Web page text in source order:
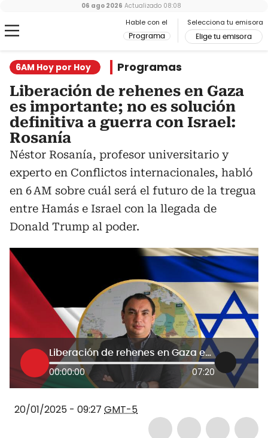
Hable con el
Programa
Selecciona tu emisora
Elige tu emisora
06 ago 2026 Actualizado 08:08
6AM Hoy por Hoy Programas
Liberación de rehenes en Gaza
es importante; no es solución
definitiva a guerra con Israel:
Rosanía
Néstor Rosanía, profesor universitario y
experto en Conflictos internacionales, habló
en 6 AM sobre cuál será el futuro de la tregua
entre Hamás e Israel con la llegada de
Donald Trump al poder.
Liberación de rehenes en Gaza es importante; no es solución definitiva a guerra con Israel: Rosanía
00:00:00 07:20
20/01/2025 - 09:27 GMT-5